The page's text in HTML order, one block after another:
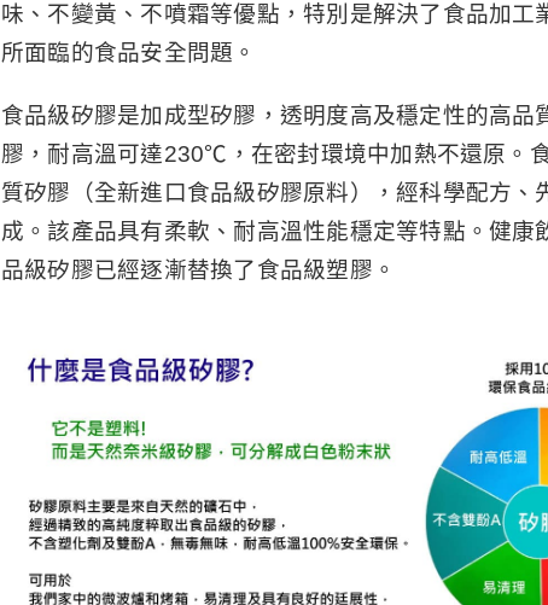
味、不變黃、不噴霜等優點，特別是解決了食品加工
所面臨的食品安全問題。
食品級矽膠是加成型矽膠，透明度高及穩定性的高品
膠，耐高溫可達230℃，在密封環境中加熱不還原。
質矽膠（全新進口食品級矽膠原料），經科學配方、
成。該產品具有柔軟、耐高溫性能穩定等特點。健康
品級矽膠已經逐漸替換了食品級塑膠。